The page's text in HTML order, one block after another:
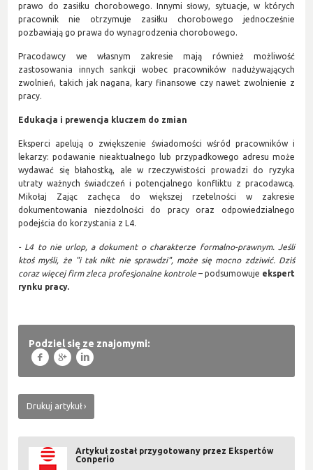
prawo do zasiłku chorobowego. Innymi słowy, sytuacje, w których
pracownik nie otrzymuje zasiłku chorobowego jednocześnie
pozbawiają go prawa do wynagrodzenia chorobowego.
Pracodawcy we własnym zakresie mają również możliwość
zastosowania innych sankcji wobec pracowników nadużywających
zwolnień, takich jak nagana, kary finansowe czy nawet zwolnienie z
pracy.
Edukacja i prewencja kluczem do zmian
Eksperci apelują o zwiększenie świadomości wśród pracowników i
lekarzy: podawanie nieaktualnego lub przypadkowego adresu może
wydawać się błahostką, ale w rzeczywistości prowadzi do ryzyka
utraty ważnych świadczeń i potencjalnego konfliktu z pracodawcą.
Mikołaj Zając zachęca do większej rzetelności w zakresie
dokumentowania niezdolności do pracy oraz odpowiedzialnego
podejścia do korzystania z L4.
- L4 to nie urlop, a dokument o charakterze formalno-prawnym. Jeśli
ktoś myśli, że "i tak nikt nie sprawdzi", może się mocno zdziwić. Dziś
coraz więcej firm zleca profesjonalne kontrole – podsumowuje ekspert
rynku pracy.
Podziel się ze znajomymi:
f g l
Drukuj artykuł
Artykuł został przygotowany przez Ekspertów
Conperio